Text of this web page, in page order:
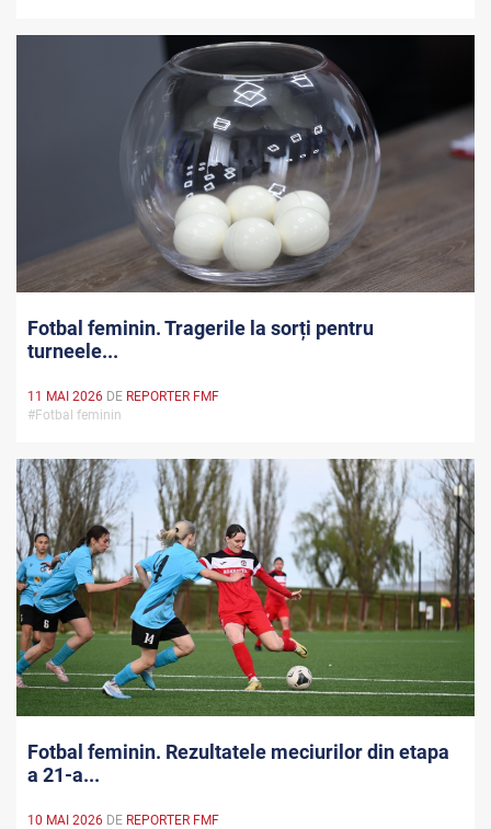
Fotbal feminin. Tragerile la sorți pentru
turneele...
11 MAI 2026 DE REPORTER FMF
#Fotbal feminin
Fotbal feminin. Rezultatele meciurilor din etapa
a 21-a...
10 MAI 2026 DE REPORTER FMF